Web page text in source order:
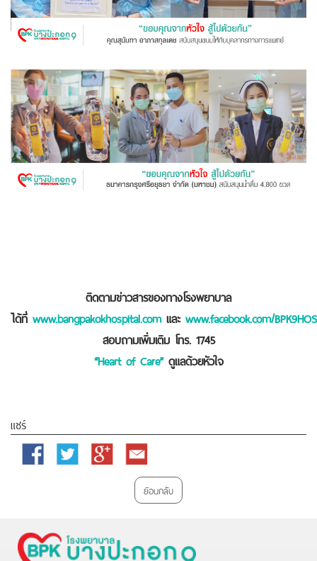
ติดตามข่าวสารของทางโรงพยาบาล
ได้ที่ www.bangpakokhospital.comและ www.facebook.com/
สอบถามเพิ่มเติม โทร. 1745
“Heart of Care”ดูแลด้วยหัวใจ
แชร์
Facebook Twitter
Google
Email
ย้อนกลับ